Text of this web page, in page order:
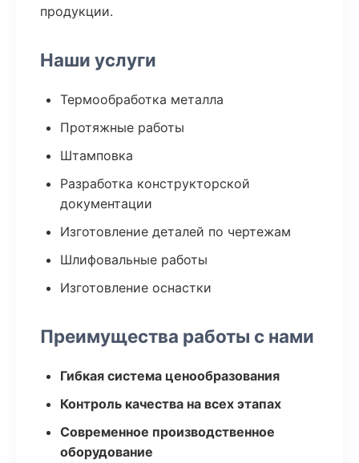
продукции.
Наши услуги
Термообработка металла
Протяжные работы
Штамповка
Разработка конструкторской
документации
Изготовление деталей по чертежам
Шлифовальные работы
Изготовление оснастки
Преимущества работы с нами
Гибкая система ценообразования
Контроль качества на всех этапах
Современное производственное
оборудование